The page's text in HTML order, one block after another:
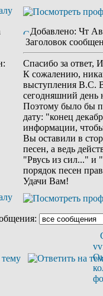
Добавлено: Чт
Заголовок
Спасибо за ответ,
К сожалению,
выступления В.С.
сегодняшний день
Поэтому было бы
дату: "конец
информации,
Вы оставили в
песен, а ведь
"Рвусь из сил..."
порядок песен
Удачи Вам!